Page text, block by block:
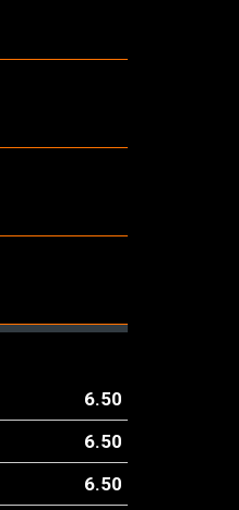
6.50
6.50
6.50